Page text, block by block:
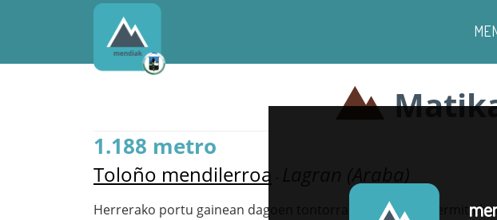
1.188 metro
Toloño mendilerroa
Herrerako portu gainean dagoen tontorra. Garai batean ermita